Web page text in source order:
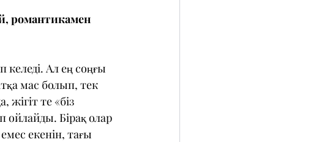
романтикамен
келеді. Ал ең соңғы
мас болып, тек
те «біз
Бірақ олар
екенін, тағы